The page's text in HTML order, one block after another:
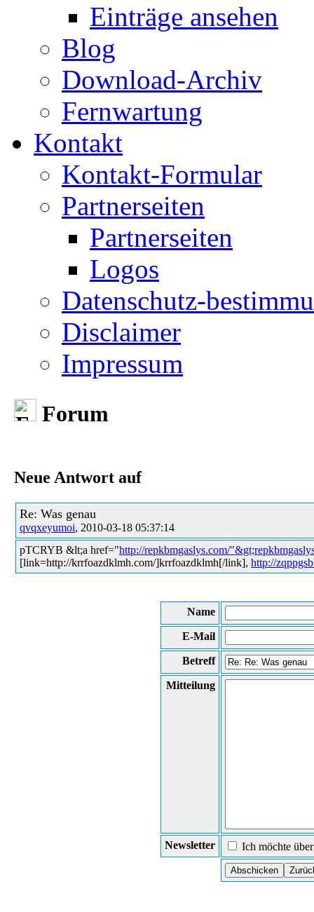
Einträge ansehen
Blog
Download-Archiv
Fernwartung
Kontakt
Kontakt-Formular
Partnerseiten
Partnerseiten
Logos
Datenschutz-
Disclaimer
Impressum
Forum
Neue Antwort auf
Re: Was genau
qvqxeyumoi, 2010-03-18 05:37:14
pTCRYB &lt;a href="http://repkbmgaslys.com/
[link=http://krrfoazdklmh.com/]krrfoazdklmh[/link], http://
Name
E-Mail
Betreff
Mitteilung
Newsletter Ich möchte